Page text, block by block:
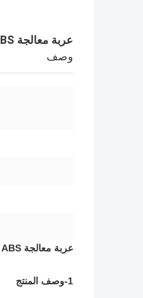
عربة معالجة ABS من الفولاذ المقاوم للصدأ باللون الوردي مع أدراج
وصف
عربة معالجة ABS من الفولاذ المقاوم للصدأ باللون الوردي مع أدراج
1-وصف المنتج